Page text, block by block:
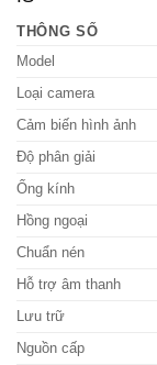
THÔNG SỐ
Model
Loại camera
Cảm biến hình ảnh
Độ phân giải
Ống kính
Hồng ngoại
Chuẩn nén
Hỗ trợ âm thanh
Lưu trữ
Nguồn cấp